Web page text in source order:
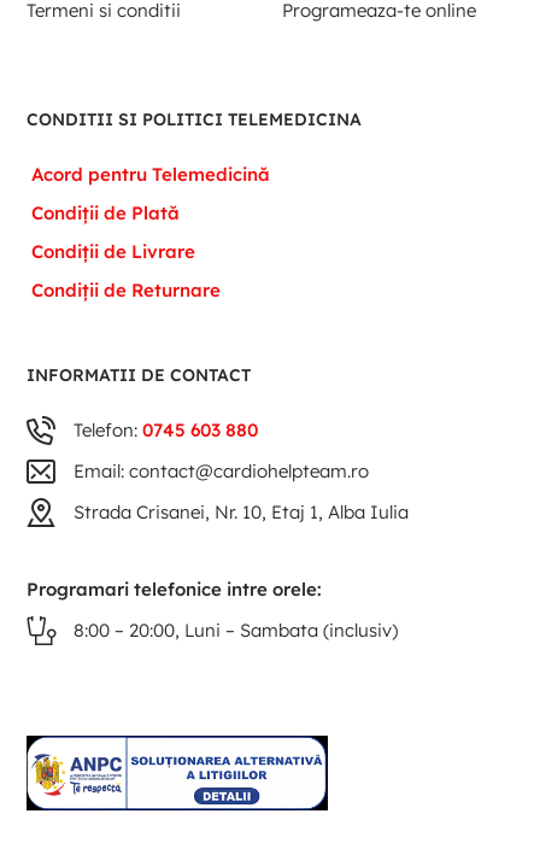
Termeni si conditii
Programeaza-te online
CONDITII SI POLITICI TELEMEDICINA
Acord pentru Telemedicină
Condiții de Plată
Condiții de Livrare
Condiții de Returnare
INFORMATII DE CONTACT
Telefon:0745 603 880
Email: contact@cardiohelpteam.ro
Strada Crisanei, Nr. 10, Etaj 1, Alba Iulia
Programari telefonice intre orele:
8:00 – 20:00, Luni – Sambata (inclusiv)